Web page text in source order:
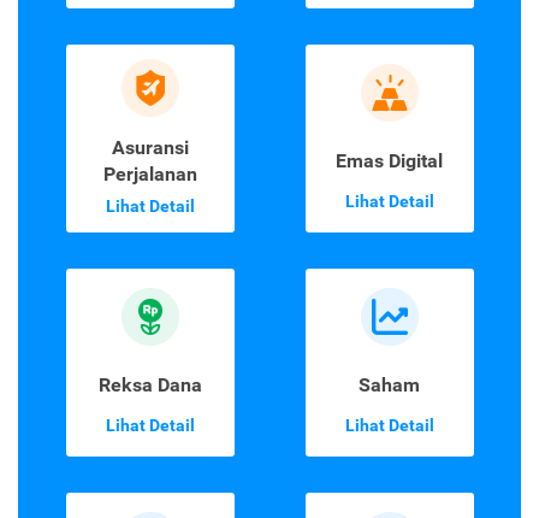
Asuransi
Perjalanan
Lihat Detail
Emas Digital
Lihat Detail
Reksa Dana
Lihat Detail
Saham
Lihat Detail